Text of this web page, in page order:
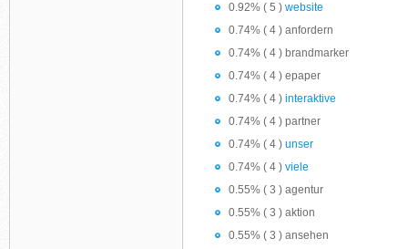
0.92% ( 5 ) website
0.74% ( 4 ) anfordern
0.74% ( 4 ) brandmarker
0.74% ( 4 ) epaper
0.74% ( 4 ) interaktive
0.74% ( 4 ) partner
0.74% ( 4 ) unser
0.74% ( 4 ) viele
0.55% ( 3 ) agentur
0.55% ( 3 ) aktion
0.55% ( 3 ) ansehen